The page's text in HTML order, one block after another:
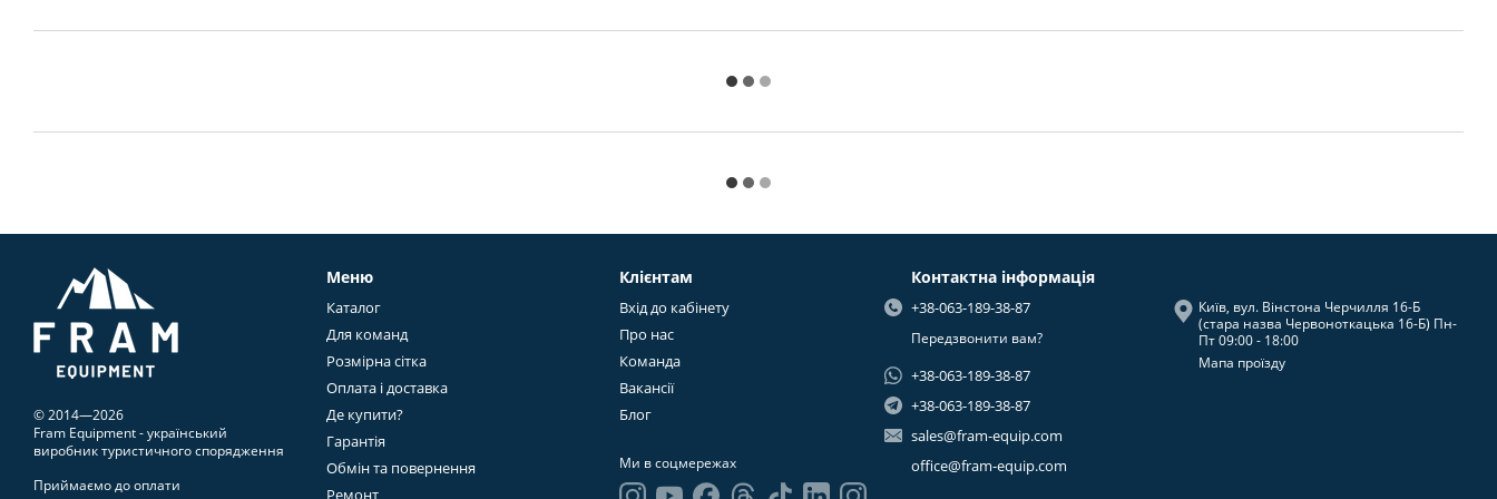
© 2014—2026
Fram Equipment - український
виробник туристичного спорядження
Приймаємо до оплати
Меню
Каталог
Для команд
Розмірна сітка
Оплата і доставка
Де купити?
Гарантія
Обмін та повернення
Ремонт
Клієнтам
Вхід до кабінету
Про нас
Команда
Вакансії
Блог
Ми в соцмережах
Контактна інформація
+38-063-189-38-87
Передзвонити вам?
+38-063-189-38-87
+38-063-189-38-87
sales@fram-equip.com
office@fram-equip.com
Київ, вул. Вінстона Черчилля 16-Б
(стара назва Червоноткацька 16-Б) Пн-
Пт 09:00 - 18:00
Мапа проїзду